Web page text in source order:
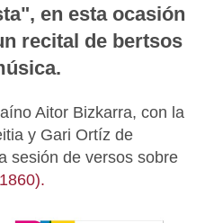
en esta ocasión
recital de bertsos
Aitor Bizkarra, con la
y Gari Ortíz de
sesión de versos sobre